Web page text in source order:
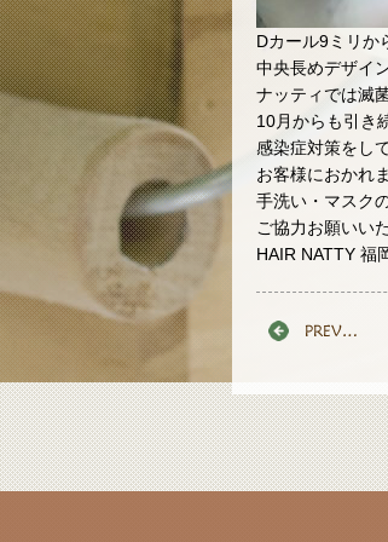
Dカール9ミリか
中央長めデザイ
ナッティでは滅
10月からも引き
感染症対策をし
お客様におかれ
手洗い・マスク
ご協力お願いい
HAIR NATTY 福